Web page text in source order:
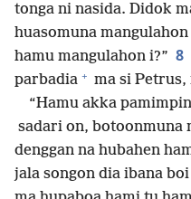
tonga ni nasida. Didok
huasomuna
hamu mangulahon i?” 8
parbadia + ma si Petrus,
“Hamu akka
sadari on, botoonmuna
denggan na hubahen
jala songon dia ibana